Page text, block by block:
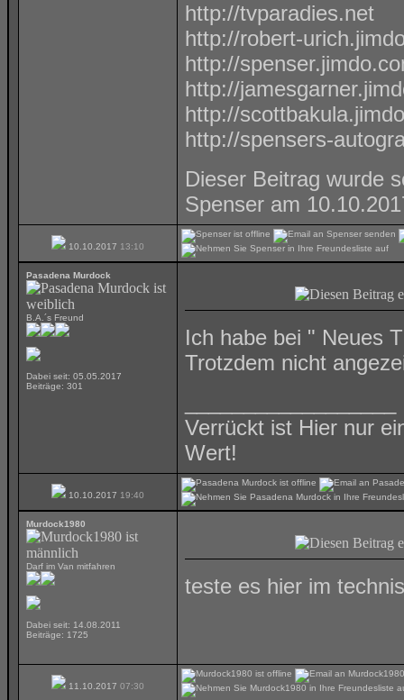
http://tvparadies.net
http://robert-
http://
http://
http://
http://spensers-
Dieser Beitrag wurde
Spenser am
10.10.2017 13:10
Pasadena Murdock
B.A.´s Freund
Dabei seit: 05.05.2017
Beiträge: 301
Ich habe bei " Neues
Trotzdem nicht
Verrückt ist Hier nur
Wert!
10.10.2017 19:40
Murdock1980
Darf im Van mitfahren
Dabei seit: 14.08.2011
Beiträge: 1725
teste es hier im
11.10.2017 07:30